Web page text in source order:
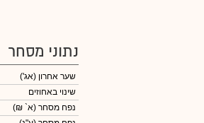
נתוני מסחר
שער אחרון (אג')
שינוי באחוזים
נפח מסחר (א` ₪)